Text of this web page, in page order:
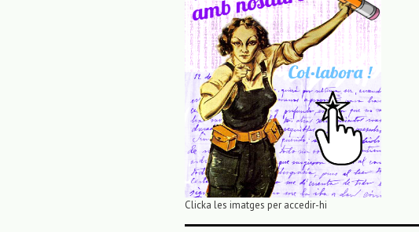
Clicka les imatges per accedir-hi